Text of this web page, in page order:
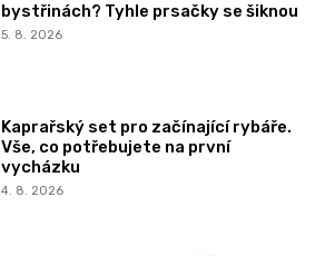
bystřinách? Tyhle prsačky se šiknou
5. 8. 2026
Kaprařský set pro začínající rybáře.
Vše, co potřebujete na první
vycházku
4. 8. 2026